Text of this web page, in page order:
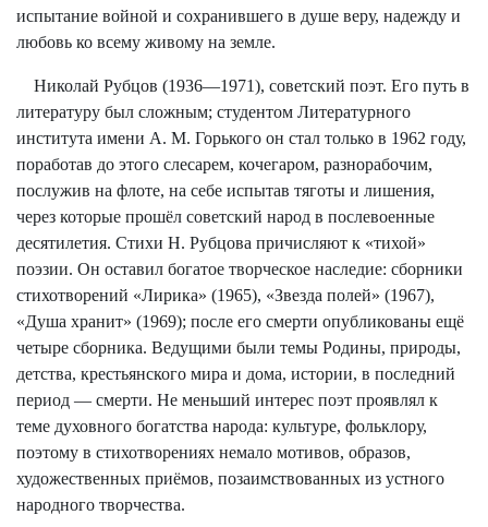
испытание войной и сохранившего в душе веру, надежду и
любовь ко всему живому на земле.
Николай Рубцов (1936—1971), советский поэт. Его путь в
литературу был сложным; студентом Литературного
института имени А. М. Горького он стал только в 1962 году,
поработав до этого слесарем, кочегаром, разнорабочим,
послужив на флоте, на себе испытав тяготы и лишения,
через которые прошёл советский народ в послевоенные
десятилетия. Стихи Н. Рубцова причисляют к «тихой»
поэзии. Он оставил богатое творческое наследие: сборники
стихотворений «Лирика» (1965), «Звезда полей» (1967),
«Душа хранит» (1969); после его смерти опубликованы ещё
четыре сборника. Ведущими были темы Родины, природы,
детства, крестьянского мира и дома, истории, в последний
период — смерти. Не меньший интерес поэт проявлял к
теме духовного богатства народа: культуре, фольклору,
поэтому в стихотворениях немало мотивов, образов,
художественных приёмов, позаимствованных из устного
народного творчества.